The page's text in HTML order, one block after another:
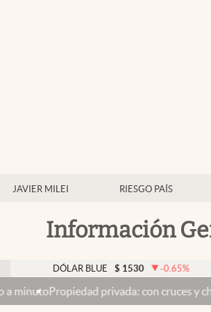
JAVIER MILEI RIESGO PAÍS
Información
DÓLAR BLUE $ 1530 -0.65%
privada: con cruces y chicanas, el